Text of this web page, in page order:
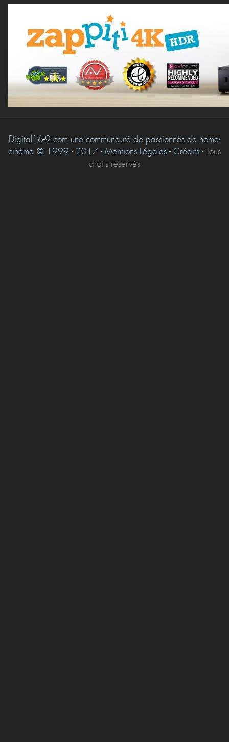
Digital16-9.com une communauté de passionnés de home-
cinéma © 1999 - 2017 - Mentions Légales - Crédits -Tous
droits réservés